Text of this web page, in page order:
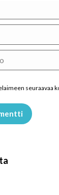
seuraavaa